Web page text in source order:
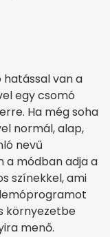
hatással van a
egy csomó
Ha még soha
normál, alap,
nevű
a módban adja a
színekkel, ami
környezetbe
menő.